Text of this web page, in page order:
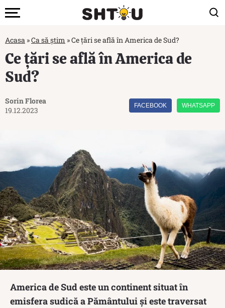
Acasa »Ca să știm »Ce țări se află în America de Sud?
Ce țări se află în America de
Sud?
Sorin Florea
19.12.2023
FACEBOOK WHATSAPP
America de Sud este un continent situat în
emisfera sudică a Pământului și este traversat